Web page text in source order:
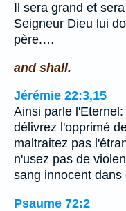
Il sera grand et
Seigneur Dieu lui
père.…
and shall.
Jérémie 22:3,15
Ainsi parle
délivrez l'opprimé
maltraitez pas
n'usez pas de
sang innocent
Psaume 72:2